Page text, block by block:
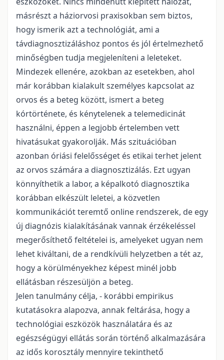
másrészt a háziorvosi praxisokban sem biztos,
hogy ismerik azt a technológiát, ami a
távdiagnosztizáláshoz pontos és jól értelmezhető
minőségben tudja megjeleníteni a leleteket.
Mindezek ellenére, azokban az esetekben, ahol
már korábban kialakult személyes kapcsolat az
orvos és a beteg között, ismert a beteg
kórtörténete, és kénytelenek a telemedicinát
használni, éppen a legjobb értelemben vett
hivatásukat gyakorolják. Más szituációban
azonban óriási felelősséget és etikai terhet jelent
az orvos számára a diagnosztizálás. Ezt ugyan
könnyíthetik a labor, a képalkotó diagnosztika
korábban elkészült leletei, a közvetlen
kommunikációt teremtő online rendszerek, de egy
új diagnózis kialakításának vannak érzékeléssel
megerősíthető feltételei is, amelyeket ugyan nem
lehet kiváltani, de a rendkívüli helyzetben a tét az,
hogy a körülményekhez képest minél jobb
ellátásban részesüljön a beteg.
Jelen tanulmány célja, - korábbi empirikus
kutatásokra alapozva, annak feltárása, hogy a
technológiai eszközök használatára és az
egészségügyi ellátás során történő alkalmazására
az idős korosztály mennyire tekinthető